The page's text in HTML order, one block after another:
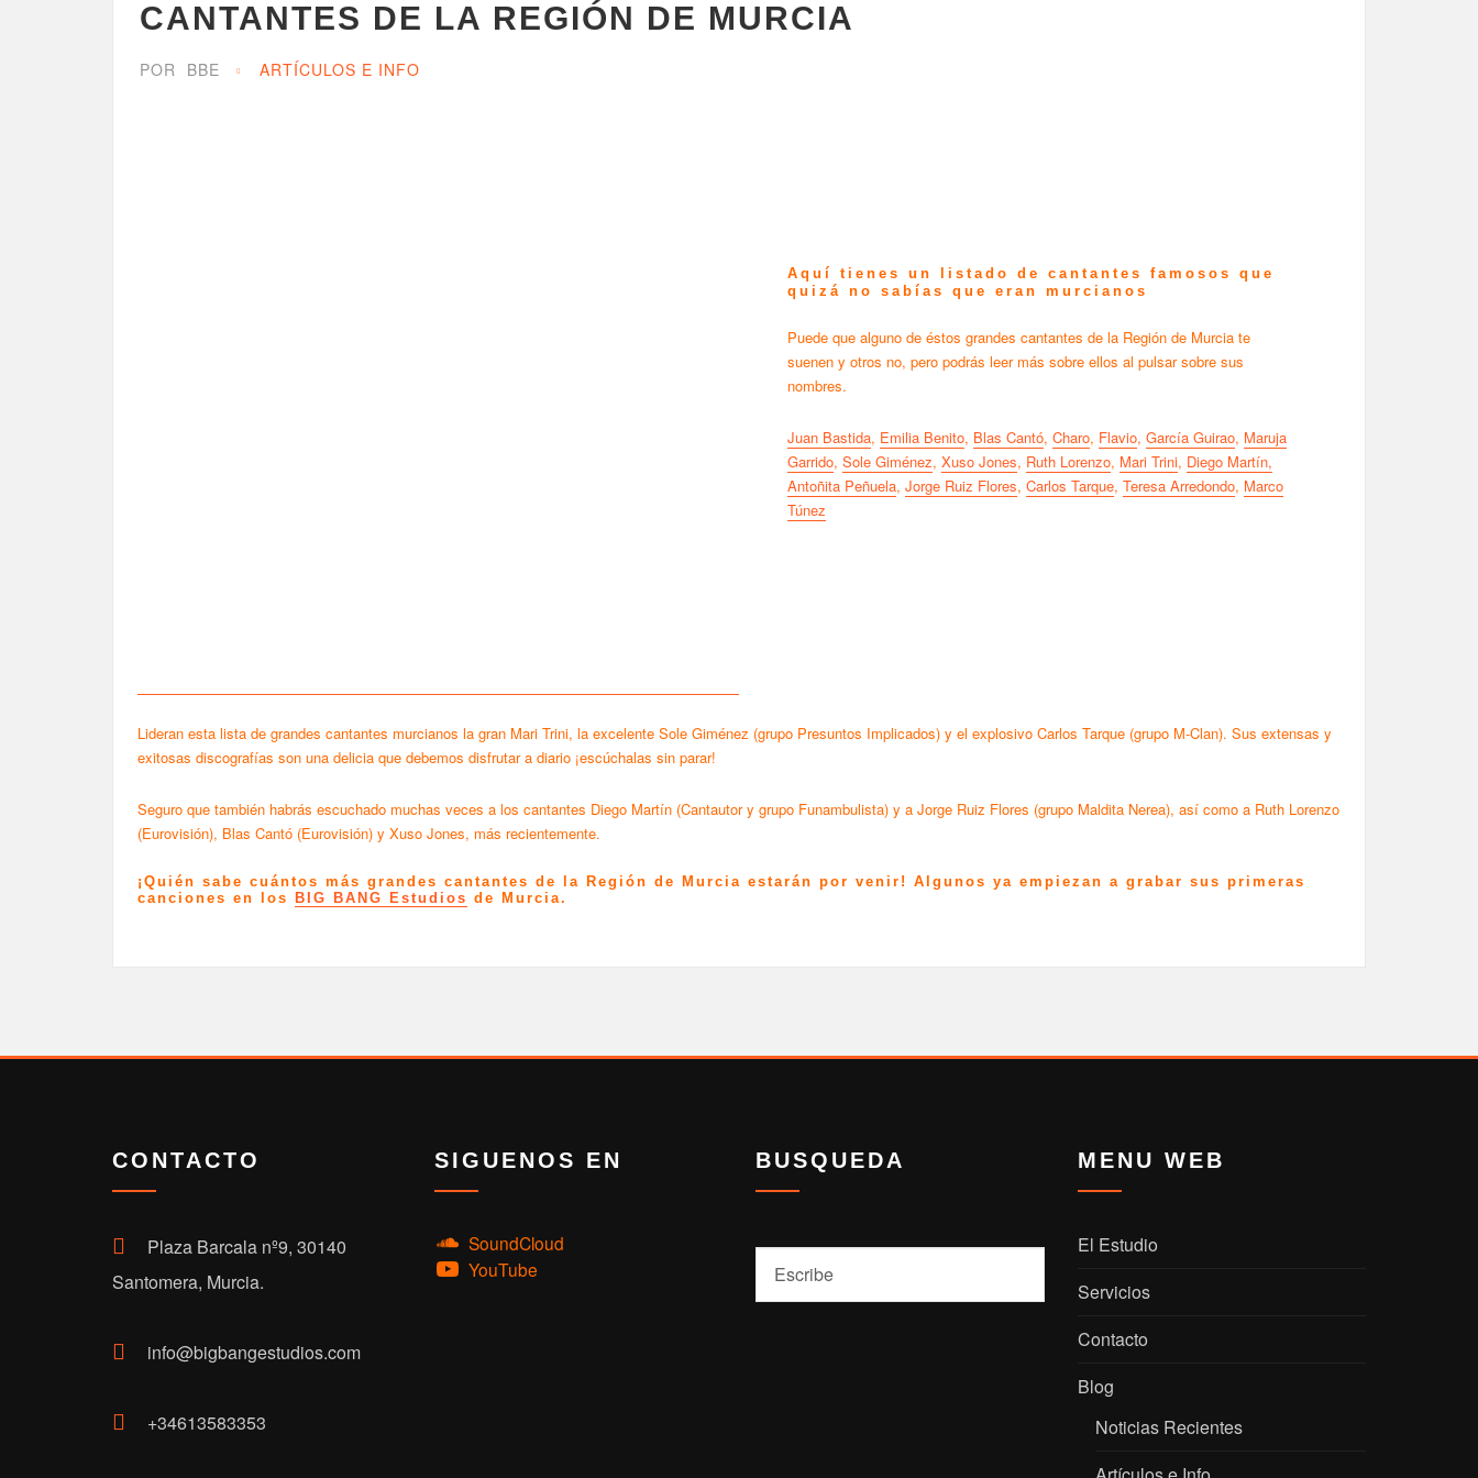
CANTANTES DE LA REGIÓN DE MURCIA
POR BBE ARTÍCULOS E INFO
Aquí tienes un listado de cantantes famosos que
quizá no sabías que eran murcianos
Puede que alguno de éstos grandes cantantes de la Región de Murcia te
suenen y otros no, pero podrás leer más sobre ellos al pulsar sobre sus
nombres.
Juan Bastida, Emilia Benito, Blas Cantó, Charo, Flavio, García Guirao, Maruja
Garrido, Sole Giménez, Xuso Jones, Ruth Lorenzo, Mari Trini, Diego Martín,
Antoñita Peñuela, Jorge Ruiz Flores, Carlos Tarque, Teresa Arredondo, Marco
Túnez
Lideran esta lista de grandes cantantes murcianos la gran Mari Trini, la excelente Sole Giménez (grupo Presuntos Implicados) y el explosivo Carlos Tarque (grupo M-Clan). Sus extensas y
exitosas discografías son una delicia que debemos disfrutar a diario ¡escúchalas sin parar!
Seguro que también habrás escuchado muchas veces a los cantantes Diego Martín (Cantautor y grupo Funambulista) y a Jorge Ruiz Flores (grupo Maldita Nerea), así como a Ruth Lorenzo
(Eurovisión), Blas Cantó (Eurovisión) y Xuso Jones, más recientemente.
¡Quién sabe cuántos más grandes cantantes de la Región de Murcia estarán por venir! Algunos ya empiezan a grabar sus primeras
canciones en los
BIG BANG Estudios de Murcia.
CONTACTO
Plaza Barcala nº9, 30140
Santomera, Murcia.
info@bigbangestudios.com
+34613583353
SIGUENOS EN
SoundCloud
YouTube
BUSQUEDA MENU WEB
El Estudio
Servicios
Contacto
Blog
Noticias Recientes